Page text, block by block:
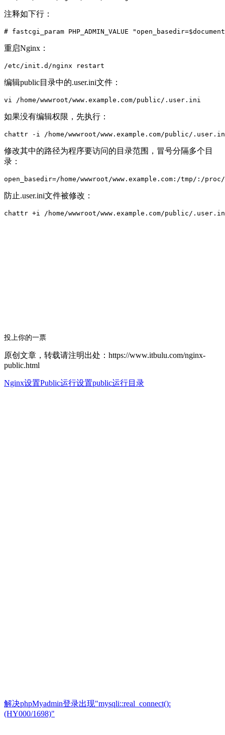
注释如下行：
重启Nginx：
编辑public目录中的.user.ini文件：
如果没有编辑权限，先执行：
修改其中的路径为程序要访问的目录范围，冒号分隔多个目
录：
防止.user.ini文件被修改：
投上你的一票
原创文章，转载请注明出处：https://www.itbulu.com/nginx-
public.html
Nginx设置Public运行设置public运行目录
解决phpMyadmin登录出现"mysqli::real_connect():
(HY000/1698)"